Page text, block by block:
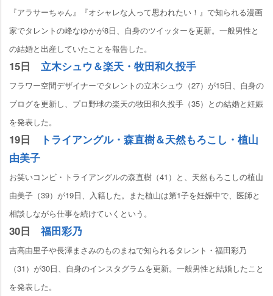
『アラサーちゃん』『オシャレな人って思われたい！』で知られる漫画
家でタレントの峰なゆかが8日、自身のツイッターを更新。一般男性と
の結婚と出産していたことを報告した。
15日 立木シュウ＆楽天・牧田和久投手
フラワー空間デザイナーでタレントの立木シュウ（27）が15日、自身の
ブログを更新し、プロ野球の楽天の牧田和久投手（35）との結婚と妊娠
を発表した。
19日
トライアングル・森直樹＆天然もろこし・植山
由美子
お笑いコンビ・トライアングルの森直樹（41）と、天然もろこしの植山
由美子（39）が19日、入籍した。また植山は第1子を妊娠中で、医師と
相談しながら仕事を続けていくという。
30日 福田彩乃
吉高由里子や長澤まさみのものまねで知られるタレント・福田彩乃
（31）が30日、自身のインスタグラムを更新。一般男性と結婚したこと
を発表した。